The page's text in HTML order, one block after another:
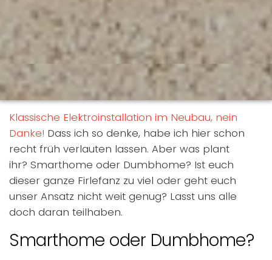
Klassische Elektroinstallation im Neubau, nein
Danke! Dass ich so denke, habe ich hier schon
recht früh verlauten lassen. Aber was plant
ihr? Smarthome oder Dumbhome? Ist euch
dieser ganze Firlefanz zu viel oder geht euch
unser Ansatz nicht weit genug? Lasst uns alle
doch daran teilhaben.
Smarthome oder Dumbhome?